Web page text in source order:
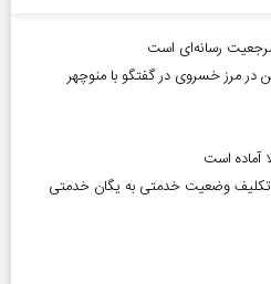
رسانه‌ای است
در مرز خسروی در گفتگو با منوچهر
آماده است
تکلیف وضعیت خدمتی به یگان خدمتی